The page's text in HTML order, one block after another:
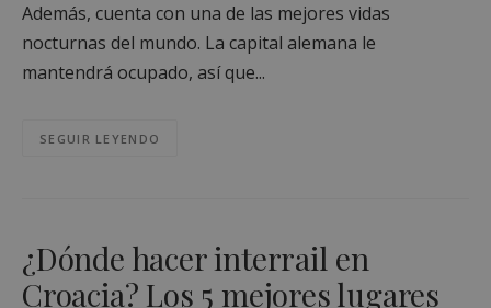
Además, cuenta con una de las mejores vidas
nocturnas del mundo. La capital alemana le
mantendrá ocupado, así que...
SEGUIR LEYENDO
¿Dónde hacer interrail en
Croacia? Los 5 mejores lugares